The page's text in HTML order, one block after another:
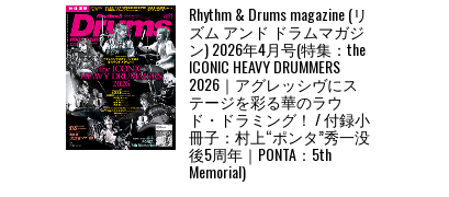
Rhythm & Drums magazine (リ
ズム アンド ドラムマガジ
ン) 2026年4月号(特集：the
ICONIC HEAVY DRUMMERS
2026｜アグレッシヴにス
テージを彩る華のラウ
ド・ドラミング！ / 付録小
冊子：村上“ポンタ”秀一没
後5周年｜PONTA：5th
Memorial)